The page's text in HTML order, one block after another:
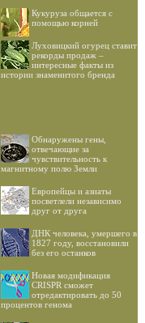
Кукуруза общается с
помощью корней
Луховицкий огурец ставит
рекорды продаж –
интересные факты из
истории знаменитого бренда
Обнаружены гены,
отвечающие за
чувствительность к
магнитному полю Земли
Европейцы и азиаты
посветлели независимо
друг от друга
ДНК человека, умершего в
1827 году, восстановили
без его останков
Новая модификация
CRISPR сможет
отредактировать до 50
процентов генома